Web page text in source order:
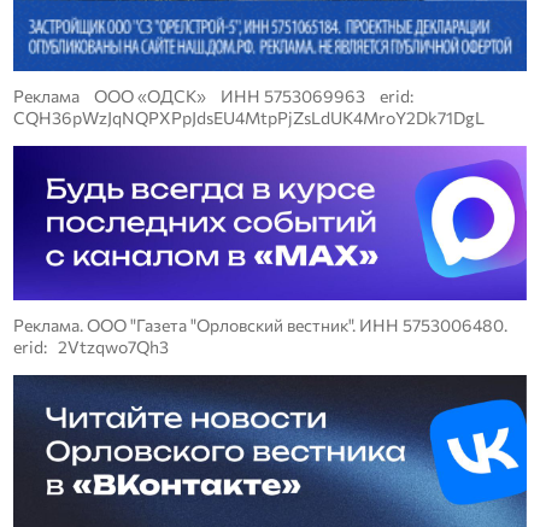
Реклама ООО «ОДСК» ИНН 5753069963 erid:
CQH36pWzJqNQPXPpJdsEU4MtpPjZsLdUK4MroY2Dk71DgL
Реклама. ООО "Газета "Орловский вестник". ИНН 5753006480.
erid: 2Vtzqwo7Qh3